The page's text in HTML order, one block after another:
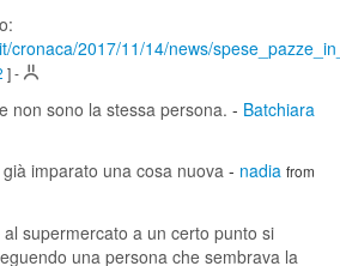
cronaca/2017/11/14/news/
]-
non sono la stessa persona. - Batchiara
imparato una cosa nuova - nadia from
supermercato a un certo punto si
una persona che sembrava la